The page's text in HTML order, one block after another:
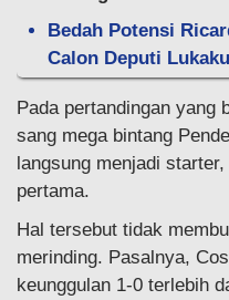
Bedah Potensi
Calon Deputi
Pada pertandingan yang
sang mega bintang
langsung menjadi
pertama.
Hal tersebut tidak
merinding. Pasalnya,
keunggulan 1-0 terlebih